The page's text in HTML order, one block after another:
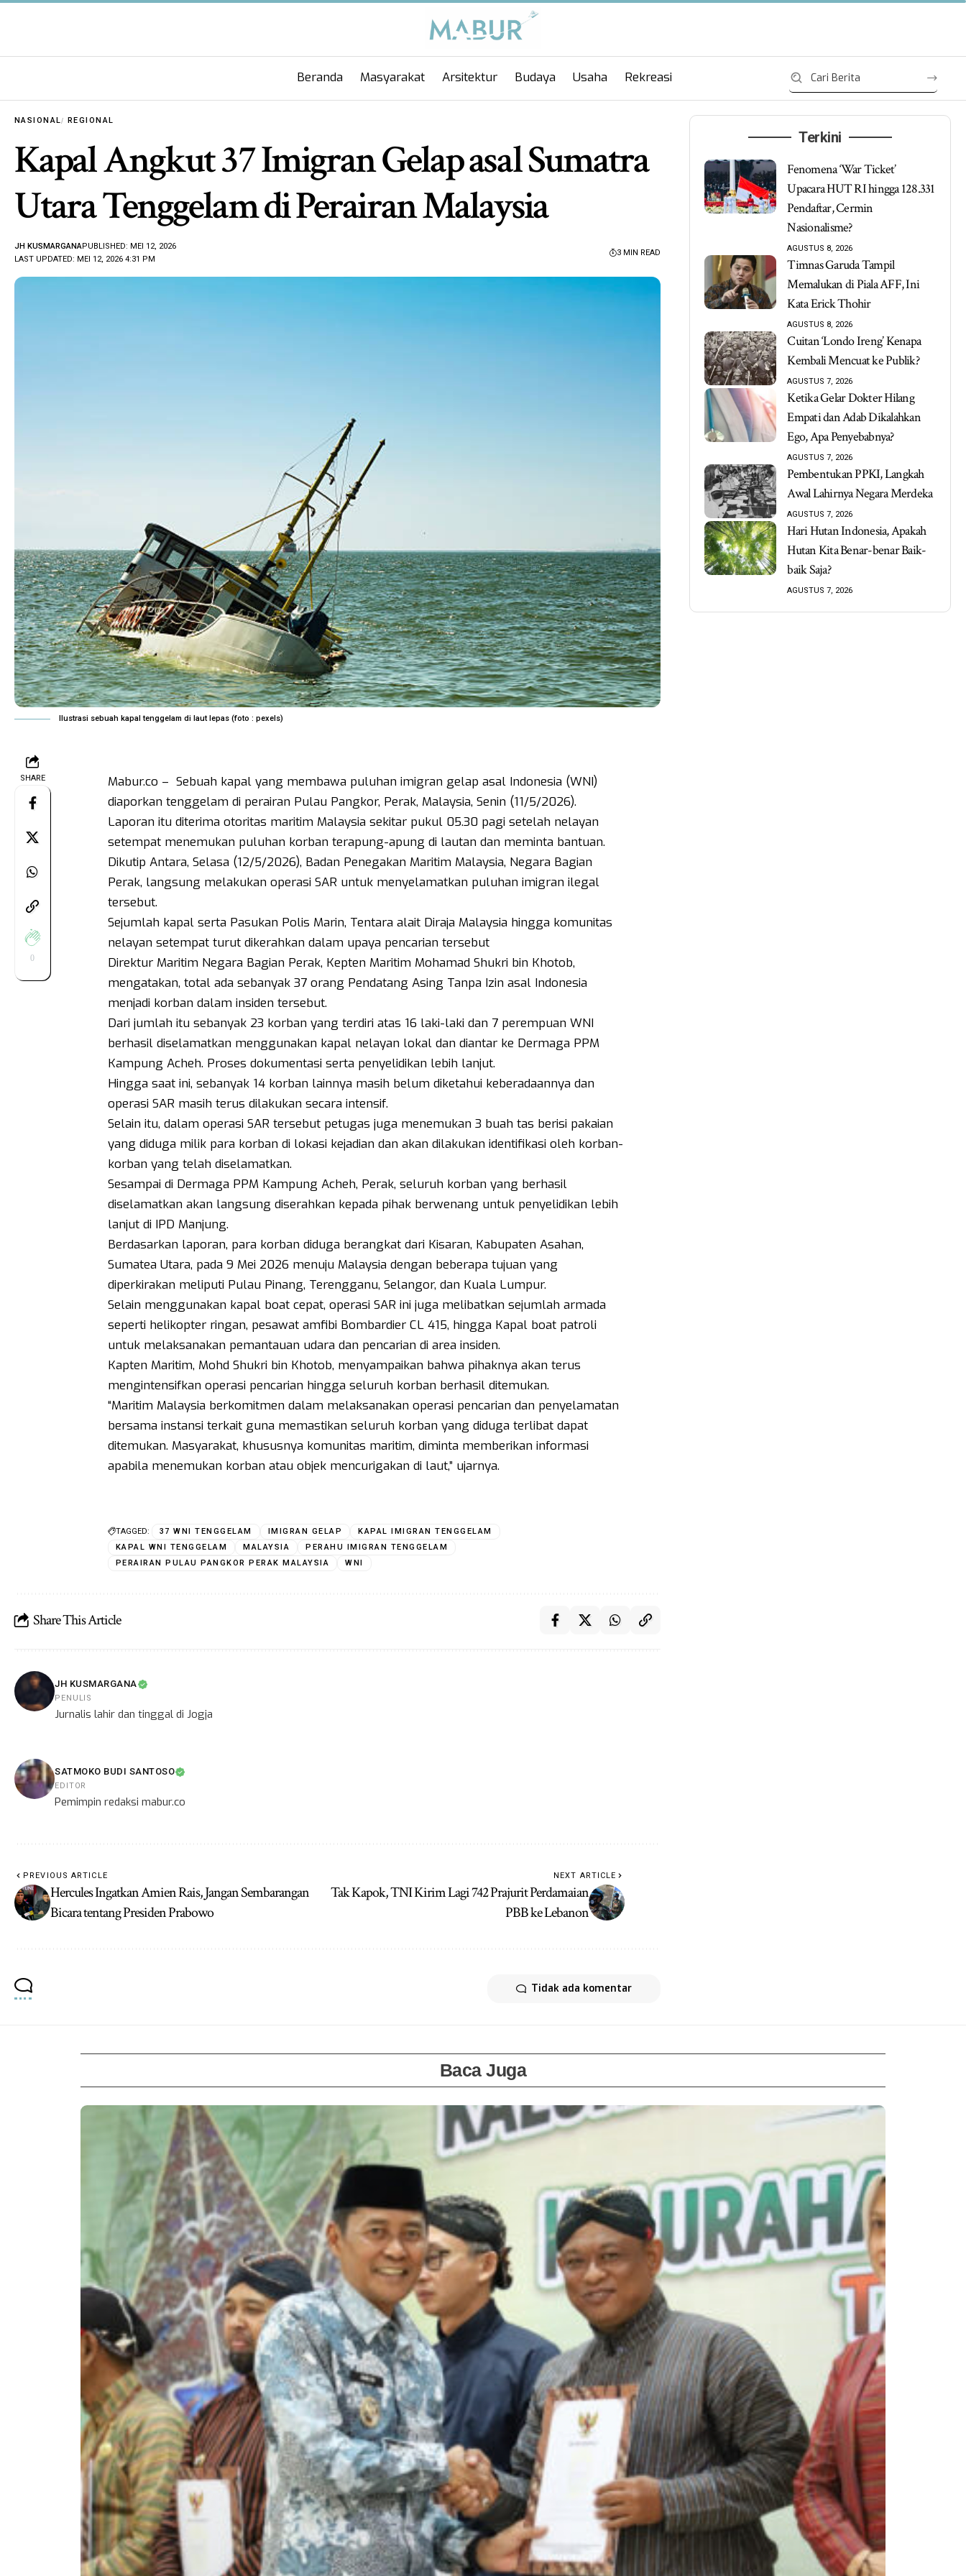
Beranda Masyarakat Arsitektur Budaya Usaha Rekreasi
NASIONAL REGIONAL
Kapal Angkut 37 Imigran Gelap asal Sumatra
Utara Tenggelam di Perairan Malaysia
LAST UPDATED: MEI 12, 2026 4:31 PM
JH KUSMARGANAPUBLISHED: MEI 12, 2026
3 MIN READ
Ilustrasi sebuah kapal tenggelam di laut lepas (foto : pexels)
SHARE
0
Mabur.co – Sebuah kapal yang membawa puluhan imigran gelap asal Indonesia (WNI)
diaporkan tenggelam di perairan Pulau Pangkor, Perak, Malaysia, Senin (11/5/2026).
Laporan itu diterima otoritas maritim Malaysia sekitar pukul 05.30 pagi setelah nelayan
setempat menemukan puluhan korban terapung-apung di lautan dan meminta bantuan.
Dikutip Antara, Selasa (12/5/2026), Badan Penegakan Maritim Malaysia, Negara Bagian
Perak, langsung melakukan operasi SAR untuk menyelamatkan puluhan imigran ilegal
tersebut.
Sejumlah kapal serta Pasukan Polis Marin, Tentara alait Diraja Malaysia hingga komunitas
nelayan setempat turut dikerahkan dalam upaya pencarian tersebut
Direktur Maritim Negara Bagian Perak, Kepten Maritim Mohamad Shukri bin Khotob,
mengatakan, total ada sebanyak 37 orang Pendatang Asing Tanpa Izin asal Indonesia
menjadi korban dalam insiden tersebut.
Dari jumlah itu sebanyak 23 korban yang terdiri atas 16 laki-laki dan 7 perempuan WNI
berhasil diselamatkan menggunakan kapal nelayan lokal dan diantar ke Dermaga PPM
Kampung Acheh. Proses dokumentasi serta penyelidikan lebih lanjut.
Hingga saat ini, sebanyak 14 korban lainnya masih belum diketahui keberadaannya dan
operasi SAR masih terus dilakukan secara intensif.
Selain itu, dalam operasi SAR tersebut petugas juga menemukan 3 buah tas berisi pakaian
yang diduga milik para korban di lokasi kejadian dan akan dilakukan identifikasi oleh korban-
korban yang telah diselamatkan.
Sesampai di Dermaga PPM Kampung Acheh, Perak, seluruh korban yang berhasil
diselamatkan akan langsung diserahkan kepada pihak berwenang untuk penyelidikan lebih
lanjut di IPD Manjung.
Berdasarkan laporan, para korban diduga berangkat dari Kisaran, Kabupaten Asahan,
Sumatea Utara, pada 9 Mei 2026 menuju Malaysia dengan beberapa tujuan yang
diperkirakan meliputi Pulau Pinang, Terengganu, Selangor, dan Kuala Lumpur.
Selain menggunakan kapal boat cepat, operasi SAR ini juga melibatkan sejumlah armada
seperti helikopter ringan, pesawat amfibi Bombardier CL 415, hingga Kapal boat patroli
untuk melaksanakan pemantauan udara dan pencarian di area insiden.
Kapten Maritim, Mohd Shukri bin Khotob, menyampaikan bahwa pihaknya akan terus
mengintensifkan operasi pencarian hingga seluruh korban berhasil ditemukan.
“Maritim Malaysia berkomitmen dalam melaksanakan operasi pencarian dan penyelamatan
bersama instansi terkait guna memastikan seluruh korban yang diduga terlibat dapat
ditemukan. Masyarakat, khususnya komunitas maritim, diminta memberikan informasi
apabila menemukan korban atau objek mencurigakan di laut,” ujarnya.
TAGGED: 37 WNI TENGGELAM IMIGRAN GELAP
KAPAL IMIGRAN TENGGELAM
KAPAL WNI TENGGELAM
MALAYSIA
PERAHU IMIGRAN TENGGELAM
PERAIRAN PULAU PANGKOR PERAK MALAYSIA
WNI
Share This Article
JH KUSMARGANA
PENULIS
Jurnalis lahir dan tinggal di Jogja
SATMOKO BUDI SANTOSO
EDITOR
Pemimpin redaksi mabur.co
PREVIOUS ARTICLE
Hercules Ingatkan Amien Rais, Jangan Sembarangan
Bicara tentang Presiden Prabowo
NEXT ARTICLE
Tak Kapok, TNI Kirim Lagi 742 Prajurit Perdamaian
PBB ke Lebanon
Tidak ada komentar
Terkini
Fenomena ‘War Ticket’
Upacara HUT RI hingga 128.331
Pendaftar, Cermin
Nasionalisme?
AGUSTUS 8, 2026
Timnas Garuda Tampil
Memalukan di Piala AFF, Ini
Kata Erick Thohir
AGUSTUS 8, 2026
Cuitan ‘Londo Ireng’ Kenapa
Kembali Mencuat ke Publik?
AGUSTUS 7, 2026
Ketika Gelar Dokter Hilang
Empati dan Adab Dikalahkan
Ego, Apa Penyebabnya?
AGUSTUS 7, 2026
Pembentukan PPKI, Langkah
Awal Lahirnya Negara Merdeka
AGUSTUS 7, 2026
Hari Hutan Indonesia, Apakah
Hutan Kita Benar-benar Baik-
baik Saja?
AGUSTUS 7, 2026
Baca Juga